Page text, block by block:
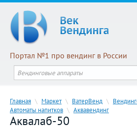
Портал №1 про вендинг в России
Главная \ Маркет \ ВатерВенд \
Автоматы напитков \ Аквавендинг
Аквалаб-50